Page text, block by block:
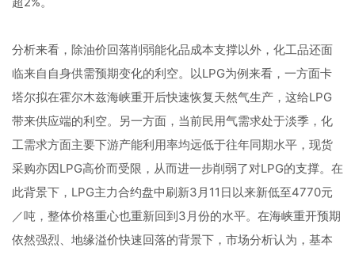
分析来看，除油价回落削弱能化品成本支撑以外，化工品还面
临来自自身供需预期变化的利空。以LPG为例来看，一方面卡
塔尔拟在霍尔木兹海峡重开后快速恢复天然气生产，这给LPG
带来供应端的利空。另一方面，当前民用气需求处于淡季，化
工需求方面主要下游产能利用率均远低于往年同期水平，现货
采购亦因LPG高价而受限，从而进一步削弱了对LPG的支撑。在
此背景下，LPG主力合约盘中刷新3月11日以来新低至4770元
／吨，整体价格重心也重新回到3月份的水平。在海峡重开预期
依然强烈、地缘溢价快速回落的背景下，市场分析认为，基本